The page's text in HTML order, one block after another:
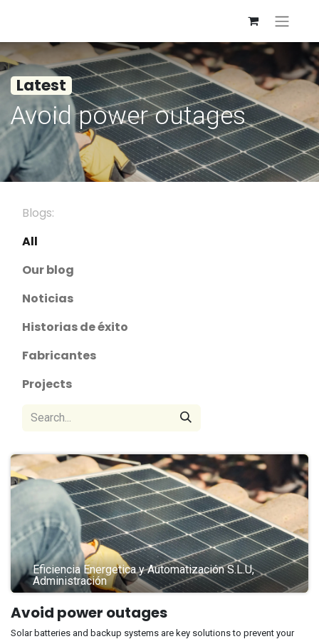
Latest
Avoid power outages
Blogs:
All
Our blog
Noticias
Historias de éxito
Fabricantes
Projects
Eficiencia Energetica y Automatización S.L.U,
Administración
Avoid power outages
Solar batteries and backup systems are key solutions to prevent your